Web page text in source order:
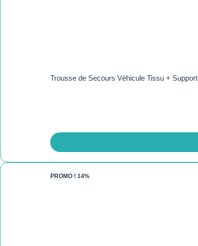
Trousse de Secours Véhicule Tissu + Support
PROMO ! 14%